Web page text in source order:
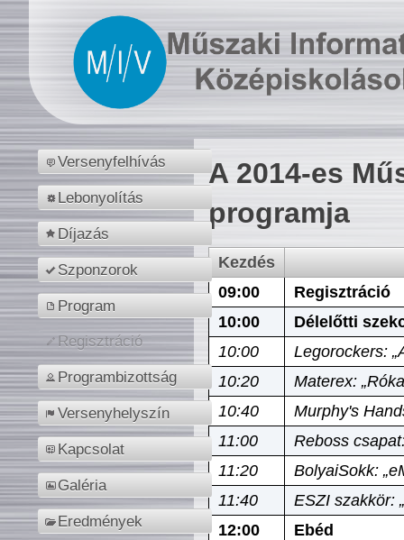
Versenyfelhívás
Lebonyolítás
Díjazás
Szponzorok
Program
Regisztráció
Programbizottság
Versenyhelyszín
Kapcsolat
Galéria
Eredmények
A 2014-es
programja
Kezdés
09:00
Regisztráció
10:00
Délelőtti
10:00
Legorockers:
10:20
Materex:
10:40
Murphy's
11:00
Reboss
11:20
BolyaiSokk:
11:40
ESZI szakkör:
12:00
Ebéd